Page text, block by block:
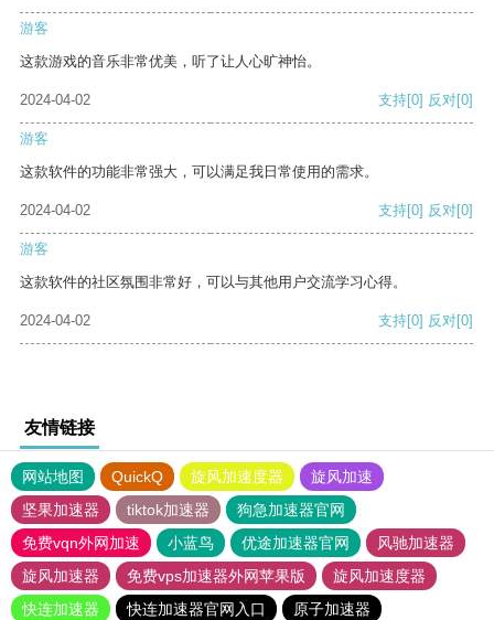
游客
这款游戏的音乐非常优美，听了让人心旷神怡。
2024-04-02 支持[0] 反对[0]
游客
这款软件的功能非常强大，可以满足我日常使用的需求。
2024-04-02 支持[0] 反对[0]
游客
这款软件的社区氛围非常好，可以与其他用户交流学习心得。
2024-04-02 支持[0] 反对[0]
友情链接
网站地图 QuickQ 旋风加速度器
旋风加速
坚果加速器
tiktok加速器
狗急加速器官网
免费vqn外网加速
小蓝鸟 优途加速器官网
风驰加速器
旋风加速器
免费vps加速器外网苹果版
旋风加速度器
快连加速器
快连加速器官网入口
原子加速器